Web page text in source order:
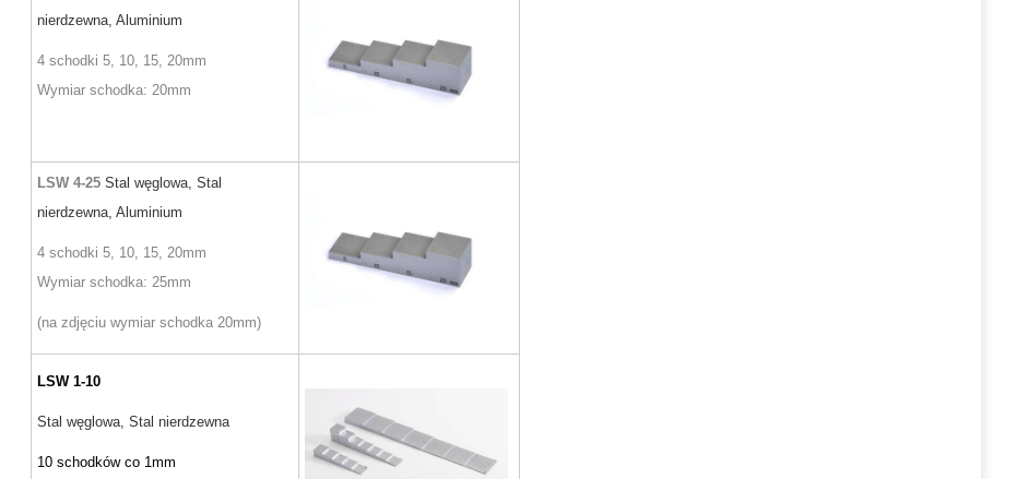
nierdzewna, Aluminium
4 schodki 5, 10, 15, 20mm
Wymiar schodka: 20mm
LSW 4-25 Stal węglowa, Stal
nierdzewna, Aluminium
4 schodki 5, 10, 15, 20mm
Wymiar schodka: 25mm
(na zdjęciu wymiar schodka 20mm)
LSW 1-10
Stal węglowa, Stal nierdzewna
10 schodków co 1mm